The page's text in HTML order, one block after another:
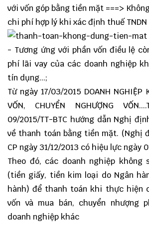
với vốn góp bằng tiền mặt ===>
chi phí hợp lý khi xác định thuế TNDN
- Tương ứng với phần vốn điều lệ
phí lãi vay của các doanh nghiệp
tín dụng...;
Từ ngày 17/03/2015 DOANH NGHIỆP
VỐN, CHUYỂN NGHƯỢNG
09/2015/TT-BTC hướng dẫn Nghị
về thanh toán bằng tiền mặt. (Nghị
CP ngày 31/12/2013 có hiệu lực ngày
Theo đó, các doanh nghiệp
(tiền giấy, tiền kim loại do Ngân
hành) để thanh toán khi thực hiện
vốn và mua bán, chuyển nhượng
doanh nghiệp khác